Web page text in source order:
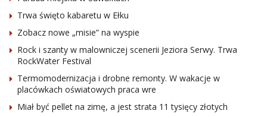
Trwa święto kabaretu w Ełku
Zobacz nowe „misie” na wyspie
Rock i szanty w malowniczej scenerii Jeziora Serwy. Trwa
RockWater Festival
Termomodernizacja i drobne remonty. W wakacje w
placówkach oświatowych praca wre
Miał być pellet na zimę, a jest strata 11 tysięcy złotych